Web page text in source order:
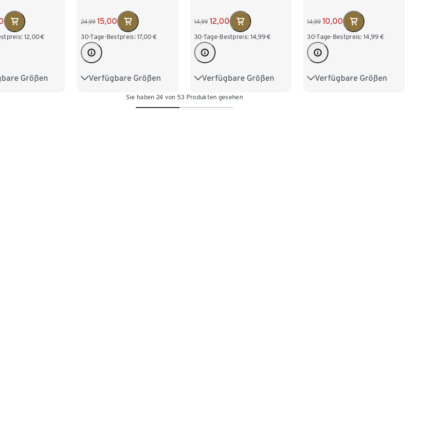
12,00€
Größen
98/104
24,99 15,00
30-Tage-Bestpreis: 17,00 €
Verfügbare Größen
86/92 98/104
122/128
14,99 12,00
30-Tage-Bestpreis: 14,99€
Verfügbare Größen
98/104 110/116
122/128 134/140
14,99 10,00
30-Tage-Bestpreis: 14,99 €
Verfügbare Größen
74/80 86/92
Sie haben 24 von 53 Produkten gesehen